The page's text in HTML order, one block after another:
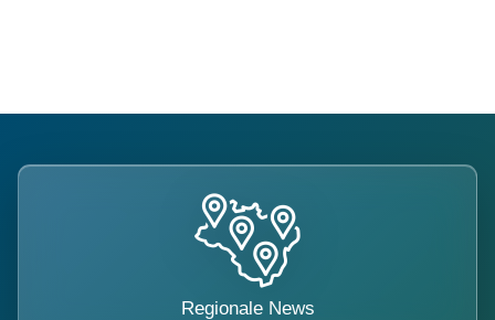
Regionale News